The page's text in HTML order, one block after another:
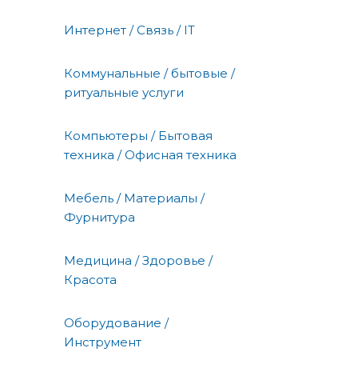
Интернет / Связь / IT
Коммунальные / бытовые /
ритуальные услуги
Компьютеры / Бытовая
техника / Офисная техника
Мебель / Материалы /
Фурнитура
Медицина / Здоровье /
Красота
Оборудование /
Инструмент